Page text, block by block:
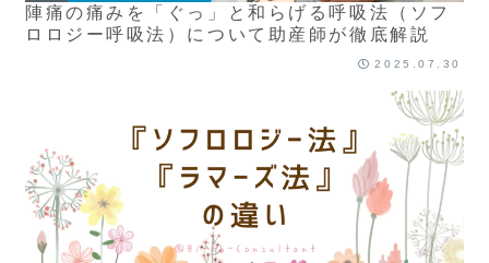
陣痛の痛みを「ぐっ」と和らげる呼吸法（ソフ
ロロジー呼吸法）について助産師が徹底解説
2025.07.30